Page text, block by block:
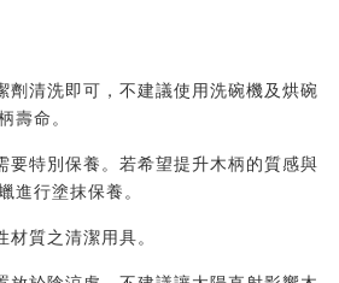
劑清洗即可，不建議使用洗碗機及烘碗
壽命。
要特別保養。若希望提升木柄的質感與
進行塗抹保養。
質之清潔用具。